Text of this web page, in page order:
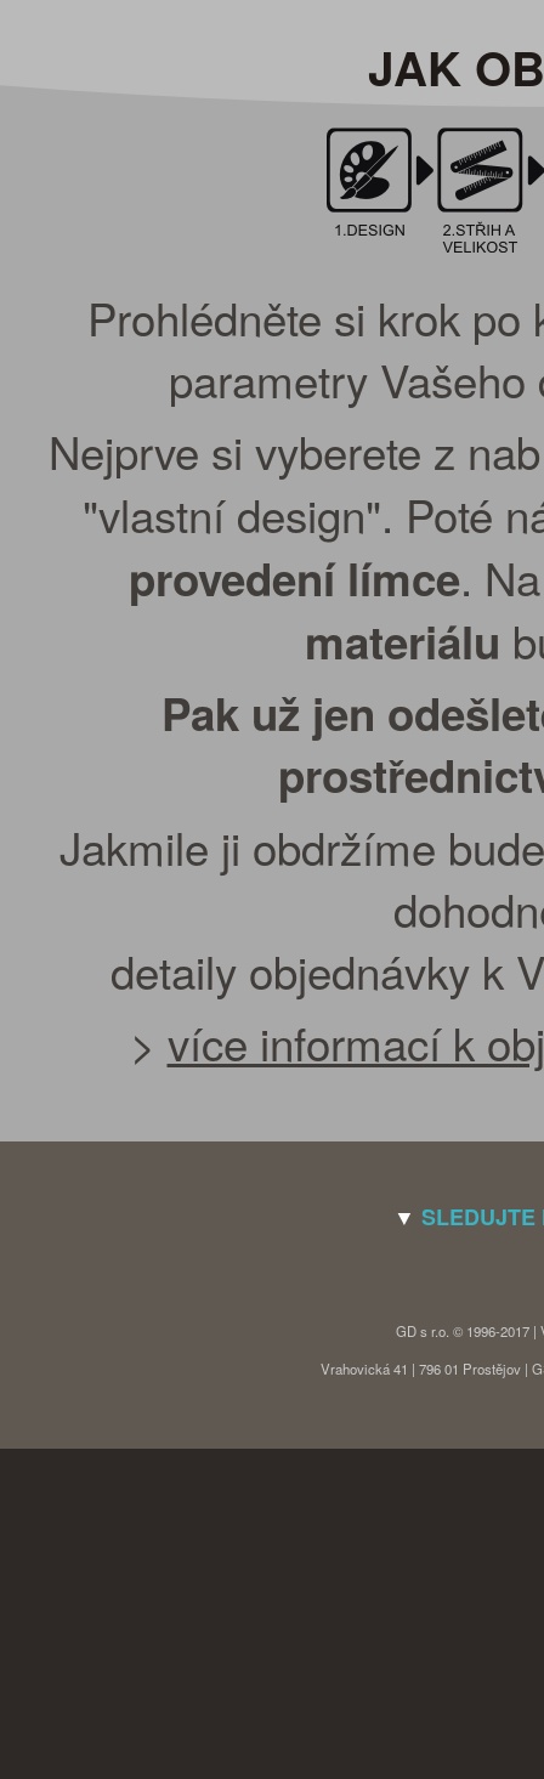
JAK
Prohlédněte si krok
parametry
Nejprve si vyberete z
"vlastní design". Poté
provedení límce.
materiálu
Pak už jen
Jakmile ji obdržíme
detaily objednávky k
> více informací k
▼ SLEDUJTE
GD s r.o. © 1996-2017
Vrahovická 41 | 796 01 Prostějov |